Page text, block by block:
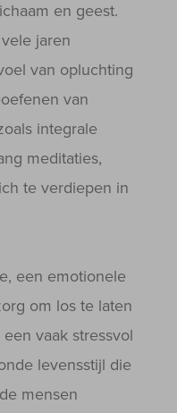
en geest.
jaren
van opluchting
van
integrale
meditaties,
te verdiepen in
een emotionele
om los te laten
vaak stressvol
levensstijl die
mensen